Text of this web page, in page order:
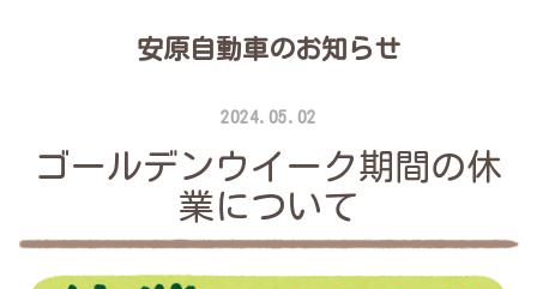
安原自動車のお知らせ
2024.05.02
ゴールデンウイーク期間の休
業について